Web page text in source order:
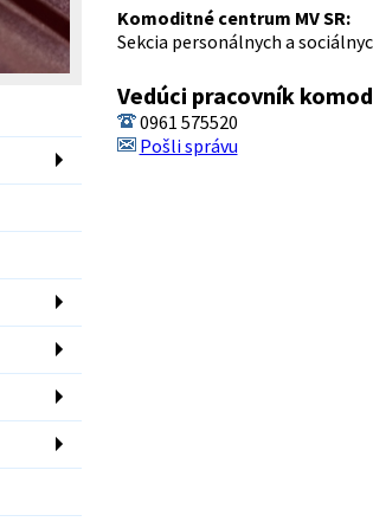
Komoditné centrum MV SR:
Sekcia personálnych a
Vedúci pracovník
0961 575520
Pošli správu